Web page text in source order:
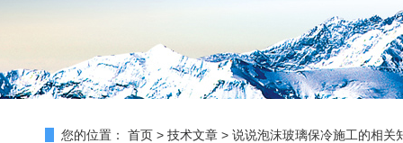
您的位置： 首页 > 技术文章 > 说说泡沫玻璃保冷施工的相关